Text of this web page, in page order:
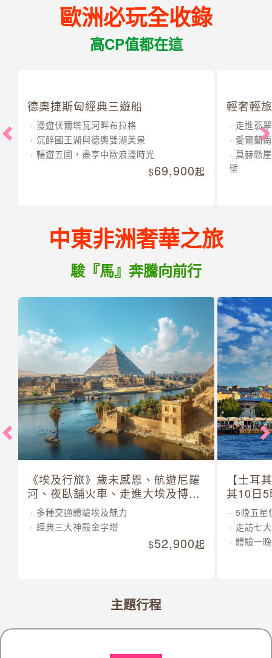
歐洲必玩全收錄
高CP值都在這
德奧捷斯匈經典三遊船
漫遊伏爾塔瓦河畔布拉格
沉醉國王湖與德奧雙湖美景
暢遊五國，盡享中歐浪漫時光
69,900起
輕奢輕
走進翡
愛爾蘭
莫赫懸
壁
中東非洲奢華之旅
駿『馬』奔騰向前行
《埃及行旅》歲未感恩、航遊尼羅
河、夜臥舖火車、走進大埃及博物
館 10 日
多種交通體驗埃及魅力
經典三大神殿金字塔
52,900起
【土耳
其10日
5晚五星
走訪七
體驗一
主題行程